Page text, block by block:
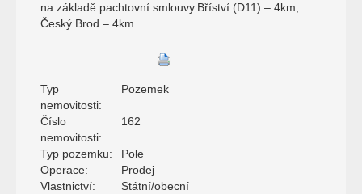
na základě pachtovní smlouvy.Bříství (D11) – 4km,
Český Brod – 4km
Typ
nemovitosti:
Pozemek
Číslo
nemovitosti:
162
Typ pozemku:
Pole
Operace:
Prodej
Vlastnictví:
Státní/obecní